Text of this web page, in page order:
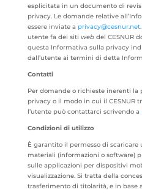
esplicitata in un documento di
privacy. Le domande relative
essere inviate a privacy@cesnur.net
utente fa dei siti webdel CESNUR
questa Informativa sulla privacy
dall’utente ai termini di detta
Contatti
Per domande o richieste inerenti la
privacy o il modo in cui il CESNUR
l’utente può contattarci scrivendo a
Condizioni di utilizzo
È garantito il permesso di
materiali (informazioni o software)
sulle applicazioni per dispositivi
visualizzazione. Si tratta della
trasferimento di titolarità, e in base